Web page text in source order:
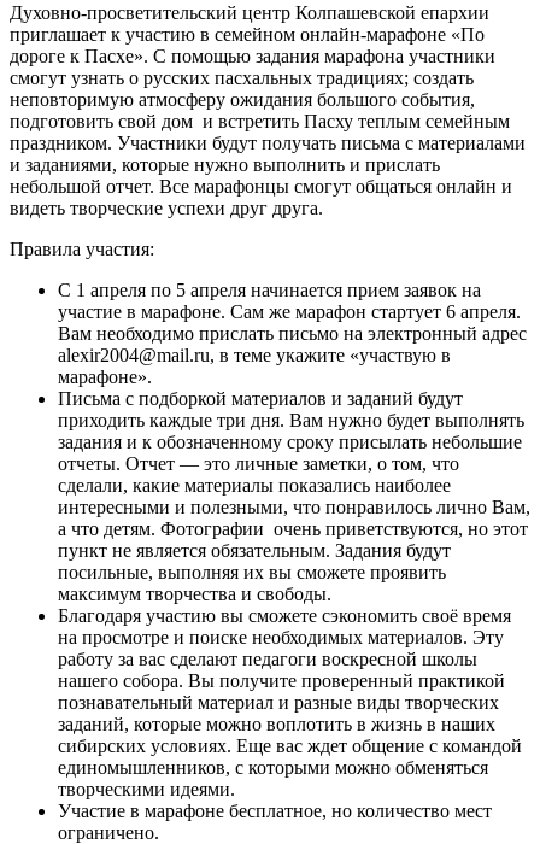
Духовно-просветительский центр Колпашевской епархии
приглашает к участию в семейном онлайн-марафоне «По
дороге к Пасхе». С помощью задания марафона участники
смогут узнать о русских пасхальных традициях; создать
неповторимую атмосферу ожидания большого события,
подготовить свой дом и встретить Пасху теплым семейным
праздником. Участники будут получать письма с материалами
и заданиями, которые нужно выполнить и прислать
небольшой отчет. Все марафонцы смогут общаться онлайн и
видеть творческие успехи друг друга.
Правила участия:
С 1 апреля по 5 апреля начинается прием заявок на
участие в марафоне. Сам же марафон стартует 6 апреля.
Вам необходимо прислать письмо на электронный адрес
alexir2004@mail.ru, в теме укажите «участвую в
марафоне».
Письма с подборкой материалов и заданий будут
приходить каждые три дня. Вам нужно будет выполнять
задания и к обозначенному сроку присылать небольшие
отчеты. Отчет — это личные заметки, о том, что
сделали, какие материалы показались наиболее
интересными и полезными, что понравилось лично Вам,
а что детям. Фотографии очень приветствуются, но этот
пункт не является обязательным. Задания будут
посильные, выполняя их вы сможете проявить
максимум творчества и свободы.
Благодаря участию вы сможете сэкономить своё время
на просмотре и поиске необходимых материалов. Эту
работу за вас сделают педагоги воскресной школы
нашего собора. Вы получите проверенный практикой
познавательный материал и разные виды творческих
заданий, которые можно воплотить в жизнь в наших
сибирских условиях. Еще вас ждет общение с командой
единомышленников, с которыми можно обменяться
творческими идеями.
Участие в марафоне бесплатное, но количество мест
ограничено.